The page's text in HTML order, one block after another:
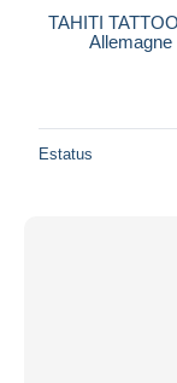
TAHITI
Estatus